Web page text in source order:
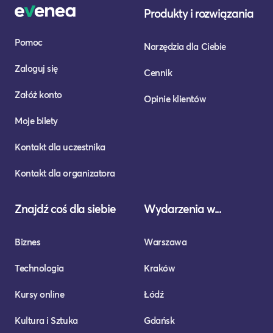
Pomoc
Zaloguj się
Załóż konto
Moje bilety
Kontakt dla uczestnika
Kontakt dla organizatora
Produkty i rozwiązania
Narzędzia dla Ciebie
Cennik
Opinie klientów
Znajdź coś dla siebie
Biznes
Technologia
Kursy online
Kultura i Sztuka
Wydarzenia w...
Warszawa
Kraków
Łódź
Gdańsk